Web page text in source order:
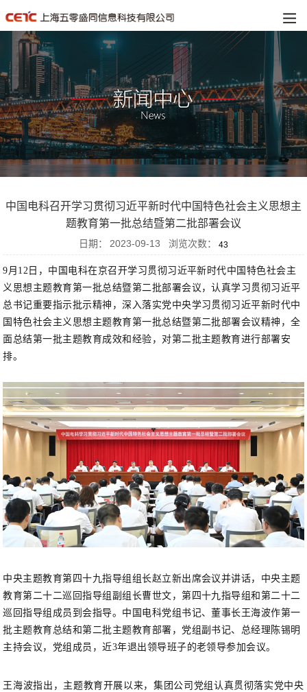
中国电科召开学习贯彻习近平新时代中国特色社会主义思想主
题教育第一批总结暨第二批部署会议
日期： 2023-09-13 浏览次数： 43
9月12日，中国电科在京召开学习贯彻习近平新时代中国特色社会主
义思想主题教育第一批总结暨第二批部署会议，认真学习贯彻习近平
总书记重要指示批示精神，深入落实党中央学习贯彻习近平新时代中
国特色社会主义思想主题教育第一批总结暨第二批部署会议精神，全
面总结第一批主题教育成效和经验，对第二批主题教育进行部署安
排。
中央主题教育第四十九指导组组长赵立新出席会议并讲话，中央主题
教育第二十二巡回指导组副组长曹世文，第四十九指导组和第二十二
巡回指导组成员到会指导。中国电科党组书记、董事长王海波作第一
批主题教育总结和第二批主题教育部署，党组副书记、总经理陈锡明
主持会议，党组成员，近3年退出领导班子的老领导参加会议。
王海波指出，主题教育开展以来，集团公司党组认真贯彻落实党中央